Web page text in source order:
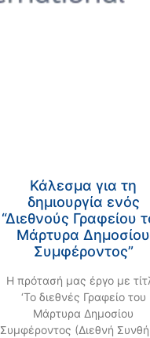
Κάλεσμα για τη
δημιουργία ενός
“Διεθνούς Γραφείου
Μάρτυρα Δημοσίου
Συμφέροντος”
Η πρότασή μας έργο με
‘Το διεθνές Γραφείο του
Μάρτυρα Δημοσίου
Συμφέροντος (Διεθνή